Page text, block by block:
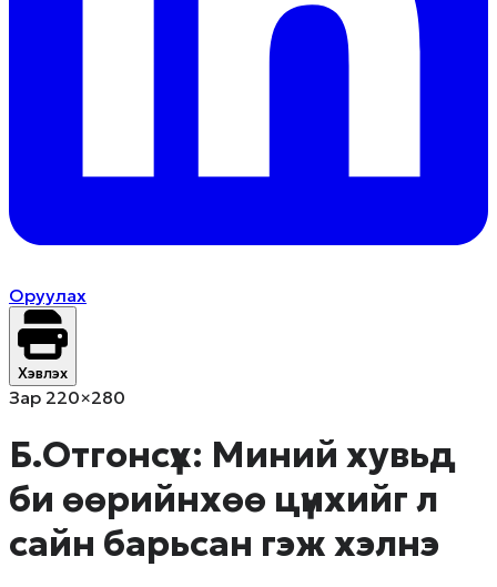
Оруулах
Хэвлэх
Зар 220×280
Б.Отгонсүх: Миний хувьд
би өөрийнхөө цүнхийг л
сайн барьсан гэж хэлнэ